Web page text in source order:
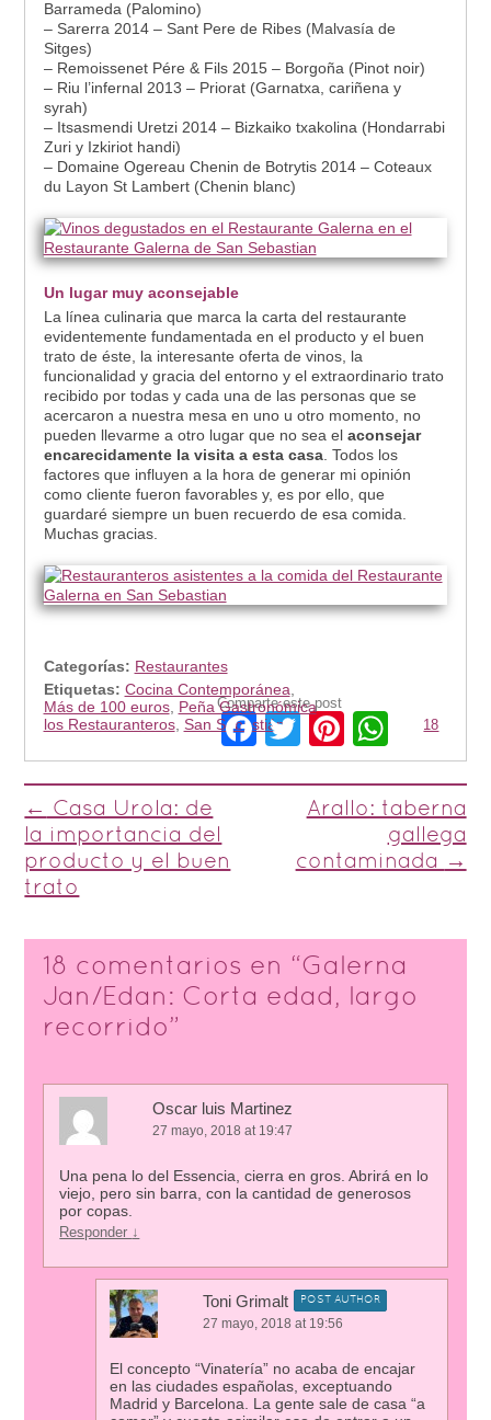
Barrameda (Palomino)
– Sarerra 2014 – Sant Pere de Ribes (Malvasía de
Sitges)
– Remoissenet Pére & Fils 2015 – Borgoña (Pinot noir)
– Riu l’infernal 2013 – Priorat (Garnatxa, cariñena y
syrah)
– Itsasmendi Uretzi 2014 – Bizkaiko txakolina (Hondarrabi
Zuri y Izkiriot handi)
– Domaine Ogereau Chenin de Botrytis 2014 – Coteaux
du Layon St Lambert (Chenin blanc)
Un lugar muy aconsejable
La línea culinaria que marca la carta del restaurante
evidentemente fundamentada en el producto y el buen
trato de éste, la interesante oferta de vinos, la
funcionalidad y gracia del entorno y el extraordinario trato
recibido por todas y cada una de las personas que se
acercaron a nuestra mesa en uno u otro momento, no
pueden llevarme a otro lugar que no sea el aconsejar
encarecidamente la visita a esta casa. Todos los
factores que influyen a la hora de generar mi opinión
como cliente fueron favorables y, es por ello, que
guardaré siempre un buen recuerdo de esa comida.
Muchas gracias.
Categorías: Restaurantes
Etiquetas: Cocina Contemporánea
Más de 100 euros, Peña Gastronómica
los Restauranteros, San Sebastián
Comparte este post
Facebook
TwitterPinterest
18
Post navigation
←
Casa Urola: de
la importancia del
producto y el buen
trato
Arallo: taberna
gallega
contaminada
→
18 comentarios en “Galerna
Jan/Edan: Corta edad, largo
recorrido”
Oscar luis Martinez
27 mayo, 2018 at 19:47
Una pena lo del Essencia, cierra en gros. Abrirá en lo
viejo, pero sin barra, con la cantidad de generosos
por copas.
Responder ↓
Toni Grimalt POST AUTHOR
27 mayo, 2018 at 19:56
El concepto “Vinatería” no acaba de encajar
en las ciudades españolas, exceptuando
Madrid y Barcelona. La gente sale de casa “a